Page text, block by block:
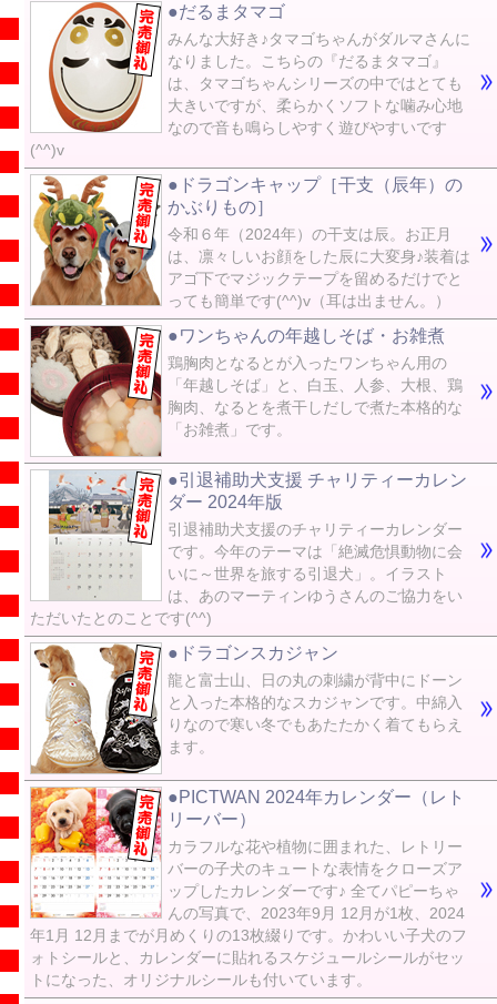
●だるまタマゴ
みんな大好き♪タマゴちゃんがダルマさんに
なりました。こちらの『だるまタマゴ』
は、タマゴちゃんシリーズの中ではとても
大きいですが、柔らかくソフトな噛み心地
なので音も鳴らしやすく遊びやすいです
(^^)v
●ドラゴンキャップ［干支（辰年）の
かぶりもの］
令和６年（2024年）の干支は辰。お正月
は、凛々しいお顔をした辰に大変身♪装着は
アゴ下でマジックテープを留めるだけでと
っても簡単です(^^)v（耳は出ません。）
●ワンちゃんの年越しそば・お雑煮
鶏胸肉となるとが入ったワンちゃん用の
「年越しそば」と、白玉、人参、大根、鶏
胸肉、なるとを煮干しだしで煮た本格的な
「お雑煮」です。
●引退補助犬支援 チャリティーカレン
ダー 2024年版
引退補助犬支援のチャリティーカレンダー
です。今年のテーマは「絶滅危惧動物に会
いに～世界を旅する引退犬」。イラスト
は、あのマーティンゆうさんのご協力をい
ただいたとのことです(^^)
●ドラゴンスカジャン
龍と富士山、日の丸の刺繍が背中にドーン
と入った本格的なスカジャンです。中綿入
りなので寒い冬でもあたたかく着てもらえ
ます。
●PICTWAN 2024年カレンダー（レト
リーバー）
カラフルな花や植物に囲まれた、レトリー
バーの子犬のキュートな表情をクローズア
ップしたカレンダーです♪ 全てパピーちゃ
んの写真で、2023年9月 12月が1枚、2024
年1月 12月までが月めくりの13枚綴りです。かわいい子犬のフ
ォトシールと、カレンダーに貼れるスケジュールシールがセッ
トになった、オリジナルシールも付いています。